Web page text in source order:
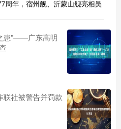
周年，宿州舰、沂蒙山舰亮相吴
患”——广东高明
联社被警告并罚款